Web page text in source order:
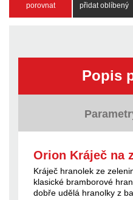
porovnat přidat oblíbený
Popis
Orion Kráječ na
Kráječ hranolek ze
klasické bramborové
dobře udělá hranolky z